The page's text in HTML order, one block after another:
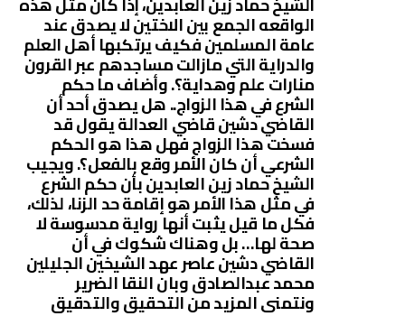
الواقعه الجمع بين الاختين لا يصدق عند
عامة المسلمين فكيف يرتكبها أهل العلم
والدراية التي مازالت مساجدهم عبر القرون
منارات علم وهداية؟. وأضاف ما حكم
الشرع في هذا الزواج.. هل يصدق أحد أن
القاضي دشين قاضي العدالة يقول قد
فسخت هذا الزواج فهل هذا هو الحكم
الشرعي أن كان الأمر وقع بالفعل؟. ويجيب
الشيخ حماد زين العابدين بأن حكم الشرع
في مثل هذا الأمر هو إقامة حد الزنا، لذلك،
فكل ما قيل يثبت أنها رواية مدسوسة لا
صحة لها… بل وهناك شكوك في أن
القاضي دشين عاصر عهد الشيخين الجليلين
محمد عبدالصادق وبان النقا الضرير
ونتمنى المزيد من التحقيق والتدقيق